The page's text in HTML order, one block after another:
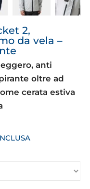
2,
da vela –
anti
oltre ad
cerata estiva